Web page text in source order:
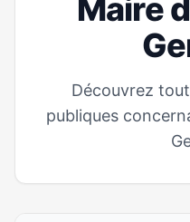
Maire
Découvrez
publiques